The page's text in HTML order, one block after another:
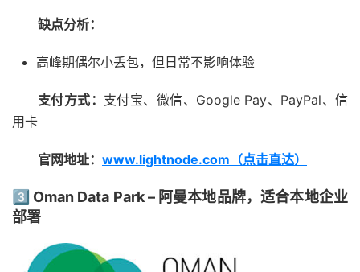
缺点分析：
高峰期偶尔小丢包，但日常不影响体验
支付方式： 支付宝、微信、Google Pay、PayPal、信
用卡
官网地址： www.lightnode.com（点击直达）
3️⃣ Oman Data Park – 阿曼本地品牌，适合本地企业
部署